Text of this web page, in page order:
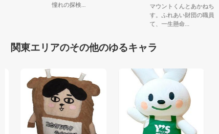
憧れの探検...
マウントくんとあかね
す。ふれあい財団の職
て、一生懸命...
関東エリアのその他のゆるキャラ